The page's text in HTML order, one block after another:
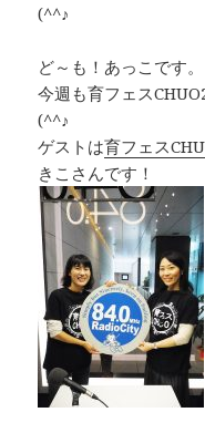
(^^♪
ど～も！あっこです。
今週も育フェス
(^^♪
ゲストは育フェス
きこさんです！